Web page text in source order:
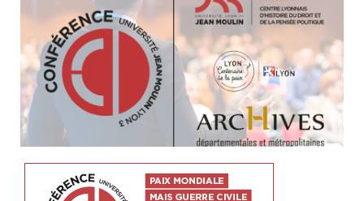
Visuel
conference